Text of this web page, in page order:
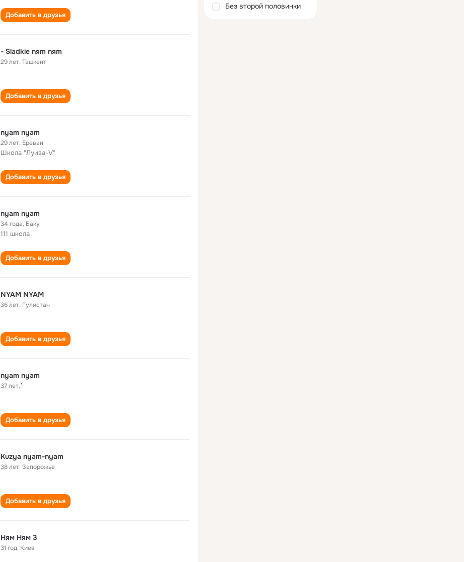
Добавить в друзья
- Sladkie nяm nяm
29 лет,Ташкент
Добавить в друзья
nyam nyam
29 лет, Ереван
Школа "Луиза-V"
Добавить в друзья
nyam nyam
34 года, Баку
111 школа
Добавить в друзья
NYAM NYAM
36 лет, Гулистан
Добавить в друзья
nyam nyam
37 лет,
Добавить в друзья
Kuzya nyam-nyam
38 лет,Запорожье
Добавить в друзья
Ням Ням 3
31 год, Киев
Без второй половинки